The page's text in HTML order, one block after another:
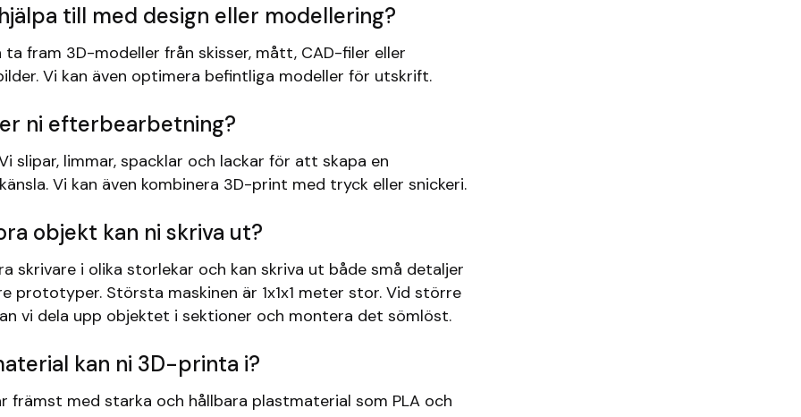
till med design eller modellering?
ta fram 3D-modeller från skisser, mått, CAD-filer eller
Vi kan även optimera befintliga modeller för utskrift.
ni efterbearbetning?
slipar, limmar, spacklar och lackar för att skapa en
Vi kan även kombinera 3D-print med tryck eller snickeri.
objekt kan ni skriva ut?
skrivare i olika storlekar och kan skriva ut både små detaljer
prototyper. Största maskinen är 1x1x1 meter stor. Vid större
vi dela upp objektet i sektioner och montera det sömlöst.
kan ni 3D-printa i?
främst med starka och hållbara plastmaterial som PLA och